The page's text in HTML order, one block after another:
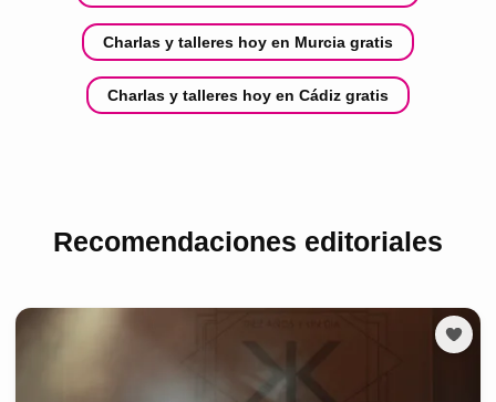
Charlas y talleres hoy en Murcia gratis
Charlas y talleres hoy en Cádiz gratis
Recomendaciones editoriales